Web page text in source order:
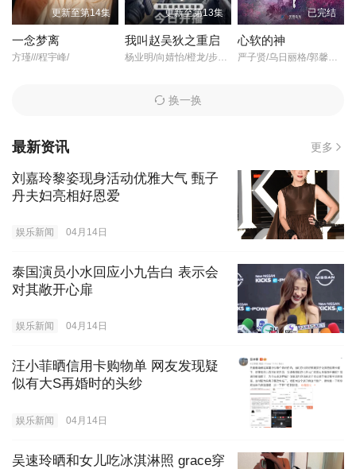
更新至第14集
一念梦离
方瑾///程宇峰/
更新至第13集
我叫赵吴狄之重启
杨业明/向婧怡/橙龙/步籽颖/姜艺声/石照杰/黄烁文/孙金笑/吉元雪/乔馨/张智坤/
已完结
心软的神
换一换
最新资讯 更多
刘嘉玲黎姿现身活动优雅大气 甄子
丹夫妇亮相好恩爱
娱乐新闻 04月14日
泰国演员小水回应小九告白 表示会
对其敞开心扉
娱乐新闻 04月14日
汪小菲晒信用卡购物单 网友发现疑
似有大S再婚时的头纱
娱乐新闻 04月14日
吴速玲晒和女儿吃冰淇淋照 grace穿